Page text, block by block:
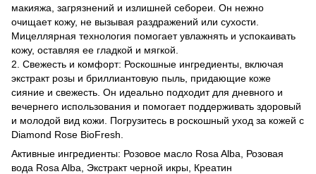
макияжа, загрязнений и излишней себореи. Он нежно
очищает кожу, не вызывая раздражений или сухости.
Мицеллярная технология помогает увлажнять и успокаивать
кожу, оставляя ее гладкой и мягкой.
2. Свежесть и комфорт: Роскошные ингредиенты, включая
экстракт розы и бриллиантовую пыль, придающие коже
сияние и свежесть. Он идеально подходит для дневного и
вечернего использования и помогает поддерживать здоровый
и молодой вид кожи. Погрузитесь в роскошный уход за кожей с
Diamond Rose BioFresh.
Активные ингредиенты: Розовое масло Rosa Alba, Розовая
вода Rosa Alba, Экстракт черной икры, Креатин